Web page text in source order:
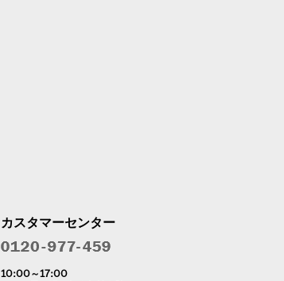
カスタマーセンター
10:00～17:00